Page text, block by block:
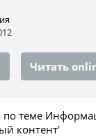
Читать
по теме
контент'